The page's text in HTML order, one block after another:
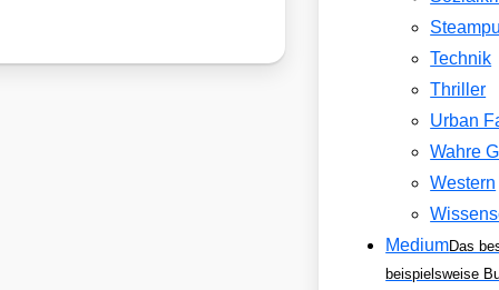
Technik
Thriller
Urban
Wahre
Western
MediumDas
beispielsweise